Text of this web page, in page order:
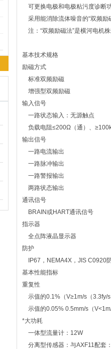
可更换电极和电极粘污度诊断
采用能消除流体噪音的“双频励
注：“双频励磁法”是横河电机
基本技术规格
励磁方式
标准双频励磁
增强型双频励磁
输入信号
一路状态输入：无源触点
负载电阻≤200Ω（通）、
输出信号
一路电流输出
一路脉冲输出
一路警报输出
两路状态输出
通讯信号
BRAIN或HART通讯信号
指示器
全点阵液晶显示器
防护
IP67，NEMA4X，JIS C0920
基本性能指标
重复性
示值的0.1%（V≥1m/s（3.3fy/
示值的0.05% 0.5mm/s（
*大功耗
一体型流量计：12W
分离型传感器：与AXF11配套